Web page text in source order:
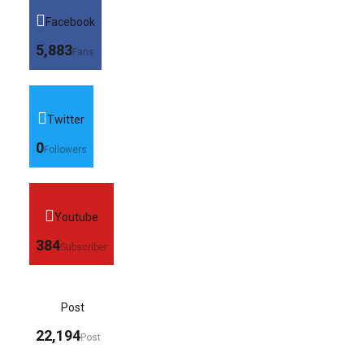
Facebook
5,883Fans
Twitter
0Followers
Youtube
384Subscriber
Post
22,194Post